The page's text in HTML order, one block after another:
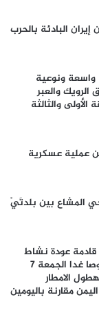
البادئة بالحرب
واسعة ونوعية
والعبر
والثالثة
عملية عسكرية
المشاع بين بلدتَيْ
متوقع خلال 48 ساعة قادمة عودة نشاط
الأمطار على اجزاء واسعة من الامانة صنعاء خصوصا غدا الجمعة 7
لهطول الامطار
مقارنة باليومين